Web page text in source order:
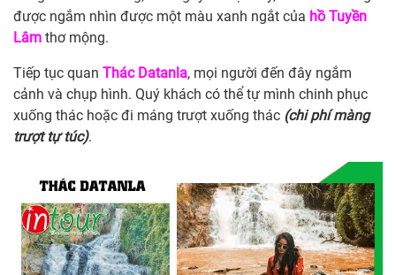
được ngắm nhìn được một màu xanh ngắt của hồ Tuyền
Lâm thơ mộng.
Tiếp tục quan Thác Datanla, mọi người đến đây ngắm
cảnh và chụp hình. Quý khách có thể tự mình chinh phục
xuống thác hoặc đi máng trượt xuống thác (chi phí màng
trượt tự túc).